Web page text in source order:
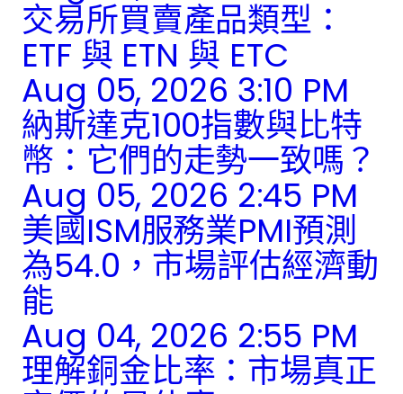
交易所買賣產品類型：
ETF 與 ETN 與 ETC
Aug 05, 2026 3:10 PM
納斯達克100指數與比特
幣：它們的走勢一致嗎？
Aug 05, 2026 2:45 PM
美國ISM服務業PMI預測
為54.0，市場評估經濟動
能
Aug 04, 2026 2:55 PM
理解銅金比率：市場真正